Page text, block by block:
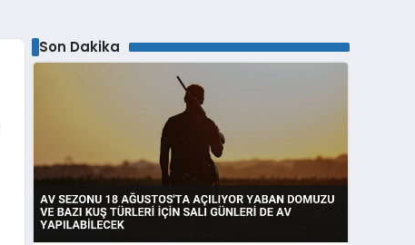
Son Dakika